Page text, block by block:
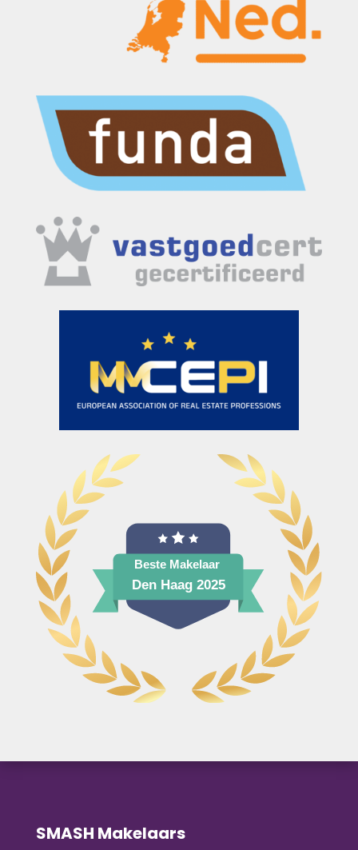
SMASH Makelaars